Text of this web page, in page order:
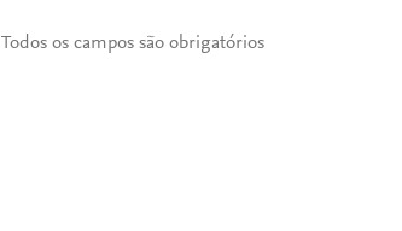
Todos os campos são obrigatórios